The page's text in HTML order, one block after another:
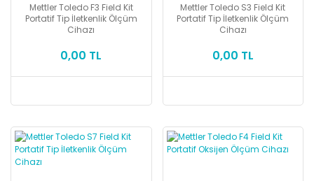
Mettler Toledo F3 Field Kit
Portatif Tip İletkenlik Ölçüm
Cihazı
0,00 TL
Mettler Toledo S3 Field Kit
Portatif Tip İletkenlik Ölçüm
Cihazı
0,00 TL